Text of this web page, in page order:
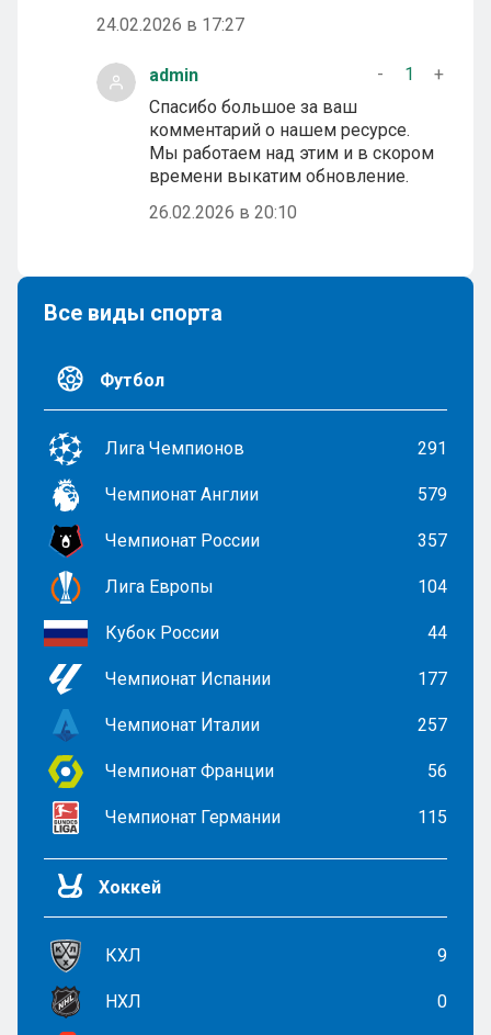
24.02.2026 в 17:27
admin - 1
+
Спасибо большое за ваш
комментарий о нашем ресурсе.
Мы работаем над этим и в скором
времени выкатим обновление.
26.02.2026 в 20:10
Все виды спорта
Футбол
Лига Чемпионов 291
Чемпионат Англии 579
Чемпионат России 357
Лига Европы 104
Кубок России 44
Чемпионат Испании 177
Чемпионат Италии 257
Чемпионат Франции 56
Чемпионат Германии 115
Хоккей
КХЛ 9
НХЛ 0